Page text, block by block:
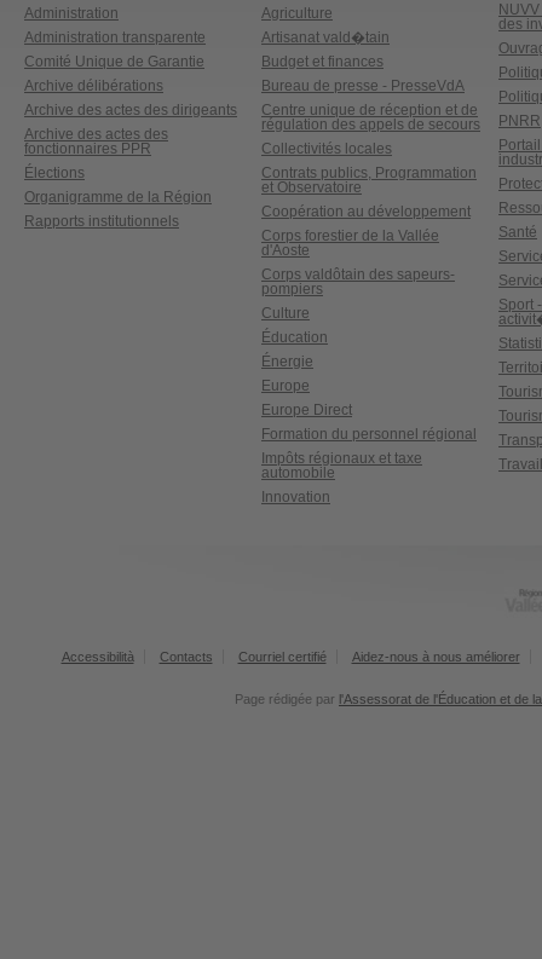
Administration
Administration transparente
Comité Unique de Garantie
Archive délibérations
Archive des actes des dirigeants
Archive des actes des
fonctionnaires PPR
Élections
Organigramme de la Région
Rapports institutionnels
Agriculture
Artisanat vald�tain
Budget et finances
Bureau de presse - PresseVdA
Centre unique de réception et de
régulation des appels de secours
Collectivités locales
Contrats publics, Programmation
et Observatoire
Coopération au développement
Corps forestier de la Vallée
d'Aoste
Corps valdôtain des sapeurs-
pompiers
Culture
Éducation
Énergie
Europe
Europe Direct
Formation du personnel régional
Impôts régionaux et taxe
automobile
Innovation
des
PNRR
Santé
Sport
Travail
Accessibilità Contacts Courriel certifié Aidez-nous à nous améliorer
Page rédigée par l'Assessorat de l'Éducation et de